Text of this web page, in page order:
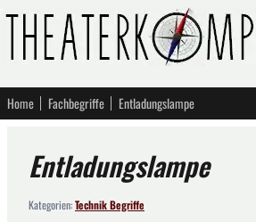
Home Fachbegriffe Entladungslampe
Entladungslampe
Kategorien:Technik Begriffe